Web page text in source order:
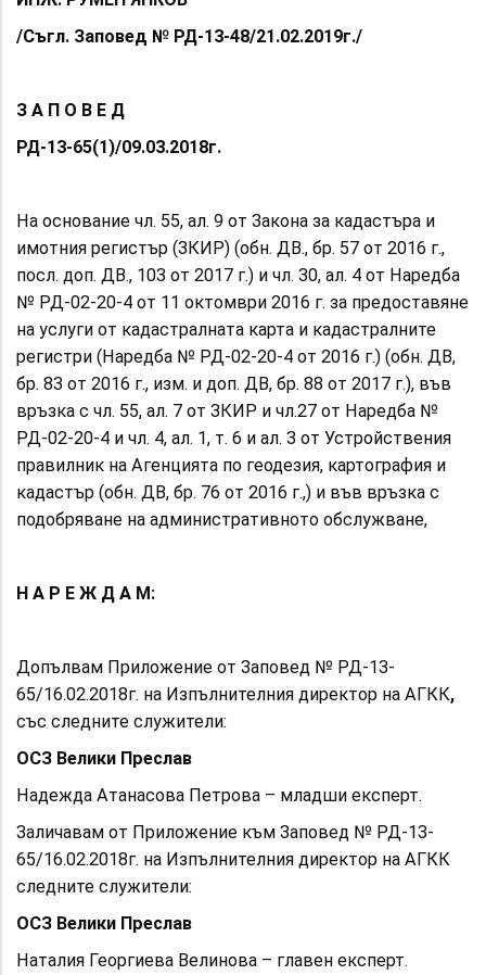
/Съгл. Заповед № РД-13-48/21.02.2019г./
З А П О В Е Д
РД-13-65(1)/09.03.2018г.
На основание чл. 55, ал. 9 от Закона за кадастъра и
имотния регистър (ЗКИР) (обн. ДВ., бр. 57 от 2016 г.,
посл. доп. ДВ., 103 от 2017 г.) и чл. 30, ал. 4 от Наредба
№ РД-02-20-4 от 11 октомври 2016 г. за предоставяне
на услуги от кадастралната карта и кадастралните
регистри (Наредба № РД-02-20-4 от 2016 г.) (обн. ДВ,
бр. 83 от 2016 г., изм. и доп. ДВ, бр. 88 от 2017 г.), във
връзка с чл. 55, ал. 7 от ЗКИР и чл.27 от Наредба №
РД-02-20-4 и чл. 4, ал. 1, т. 6 и ал. 3 от Устройствения
правилник на Агенцията по геодезия, картография и
кадастър (обн. ДВ, бр. 76 от 2016 г.,) и във връзка с
подобряване на административното обслужване,
Н А Р Е Ж Д А М:
Допълвам Приложение от Заповед № РД-13-
65/16.02.2018г. на Изпълнителния директор на АГКК,
със следните служители:
ОСЗ Велики Преслав
Надежда Атанасова Петрова – младши експерт.
Заличавам от Приложение към Заповед № РД-13-
65/16.02.2018г. на Изпълнителния директор на АГКК
следните служители:
ОСЗ Велики Преслав
Наталия Георгиева Велинова – главен експерт.